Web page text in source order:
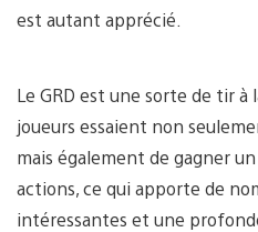
est autant apprécié.
Le GRD est une sorte de tir à
joueurs essaient non
mais également de gagner
actions, ce qui apporte de
intéressantes et une